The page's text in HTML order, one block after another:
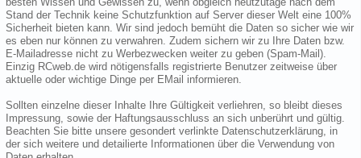
Stand der Technik keine Schutzfunktion auf Server dieser Welt eine 100%
Sicherheit bieten kann. Wir sind jedoch bemüht die Daten so sicher wie wir
es eben nur können zu verwahren. Zudem sichern wir zu Ihre Daten bzw.
E-Mailadresse nicht zu Werbezwecken weiter zu geben (Spam-Mail).
Einzig RCweb.de wird nötigensfalls registrierte Benutzer zeitweise über
aktuelle oder wichtige Dinge per EMail informieren.
Sollten einzelne dieser Inhalte Ihre Gültigkeit verliehren, so bleibt dieses
Impressung, sowie der Haftungsausschluss an sich unberührt und gültig.
Beachten Sie bitte unsere gesondert verlinkte Datenschutzerklärung, in
der sich weitere und detailierte Informationen über die Verwendung von